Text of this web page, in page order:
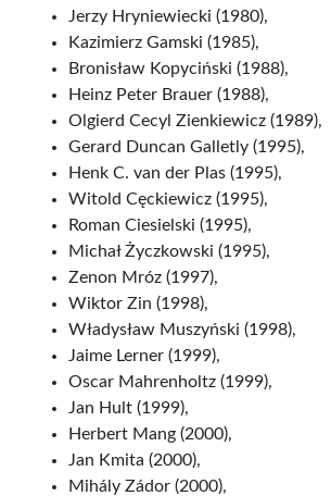
Jerzy Hryniewiecki (1980),
Kazimierz Gamski (1985),
Bronisław Kopyciński (1988),
Heinz Peter Brauer (1988),
Olgierd Cecyl Zienkiewicz (1989),
Gerard Duncan Galletly (1995),
Henk C. van der Plas (1995),
Witold Cęckiewicz (1995),
Roman Ciesielski (1995),
Michał Życzkowski (1995),
Zenon Mróz (1997),
Wiktor Zin (1998),
Władysław Muszyński (1998),
Jaime Lerner (1999),
Oscar Mahrenholtz (1999),
Jan Hult (1999),
Herbert Mang (2000),
Jan Kmita (2000),
Mihály Zádor (2000),